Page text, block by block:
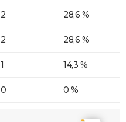
2 28,6 %
2 28,6 %
1 14,3 %
0 0 %